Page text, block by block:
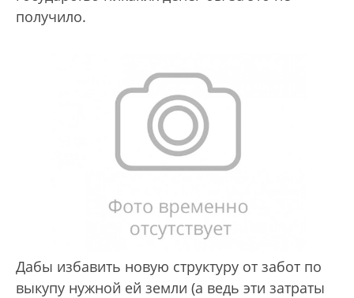
получило.
Дабы избавить новую структуру от забот по
выкупу нужной ей земли (а ведь эти затраты